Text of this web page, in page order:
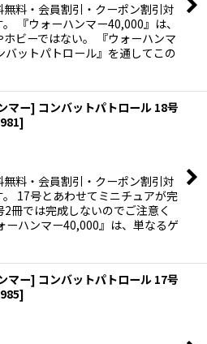
無料・会員割引・クーポン割引対
『ウォーハンマー40,000』は、
ビーではない。 『ウォーハンマ
バットパトロール』を通してこの
マー] コンバットパトロール 18号
]
無料・会員割引・クーポン割引対
17号とあわせてミニチュアが完
冊では完成しないのでご注意く
ーハンマー40,000』は、単なるゲ
マー] コンバットパトロール 17号
]